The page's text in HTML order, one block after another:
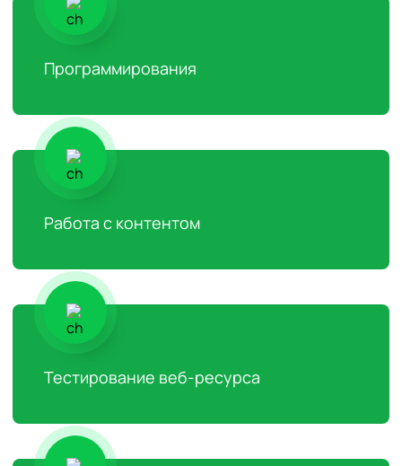
Программирования
Работа с контентом
Тестирование веб-ресурса